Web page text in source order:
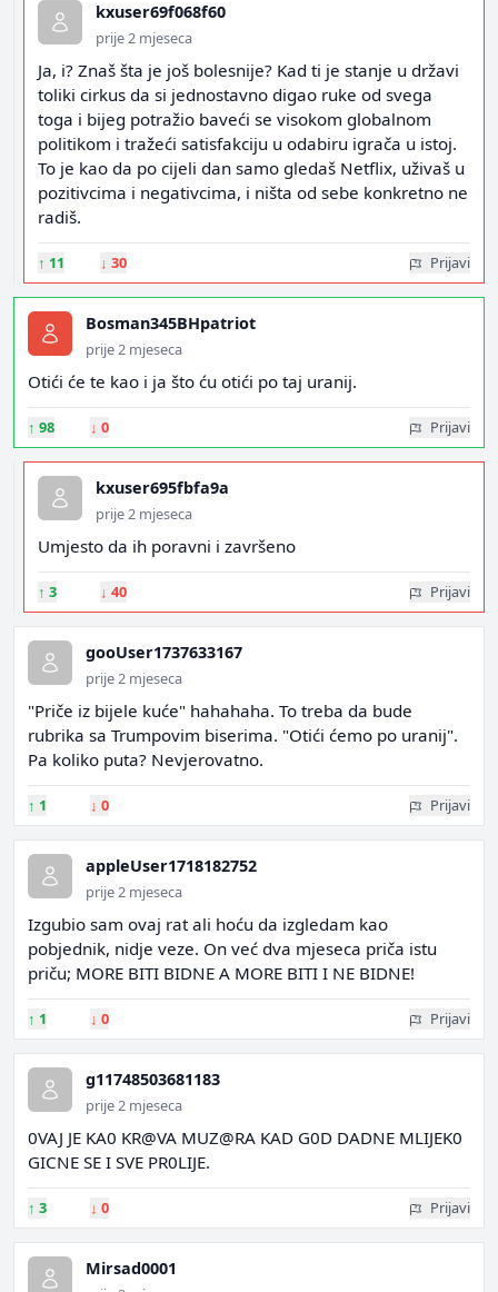
kxuser69f068f60
prije 2 mjeseca
Ja, i? Znaš šta je još bolesnije? Kad ti je stanje u državi
toliki cirkus da si jednostavno digao ruke od svega
toga i bijeg potražio baveći se visokom globalnom
politikom i tražeći satisfakciju u odabiru igrača u istoj.
To je kao da po cijeli dan samo gledaš Netflix, uživaš u
pozitivcima i negativcima, i ništa od sebe konkretno ne
radiš.
↑ 11 ↓ 30 Prijavi
Bosman345BHpatriot
prije 2 mjeseca
Otići će te kao i ja što ću otići po taj uranij.
↑ 98 ↓ 0 Prijavi
kxuser695fbfa9a
prije 2 mjeseca
Umjesto da ih poravni i završeno
↑ 3 ↓ 40 Prijavi
gooUser1737633167
prije 2 mjeseca
"Priče iz bijele kuće" hahahaha. To treba da bude
rubrika sa Trumpovim biserima. "Otići ćemo po uranij".
Pa koliko puta? Nevjerovatno.
↑ 1 ↓ 0 Prijavi
appleUser1718182752
prije 2 mjeseca
Izgubio sam ovaj rat ali hoću da izgledam kao
pobjednik, nidje veze. On već dva mjeseca priča istu
priču; MORE BITI BIDNE A MORE BITI I NE BIDNE!
↑ 1 ↓ 0 Prijavi
g11748503681183
prije 2 mjeseca
0VAJ JE KA0 KR@VA MUZ@RA KAD G0D DADNE MLIJEK0
GICNE SE I SVE PR0LIJE.
↑ 3 ↓ 0 Prijavi
Mirsad0001